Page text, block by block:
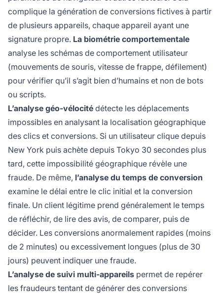
complique la génération de conversions fictives à partir
de plusieurs appareils, chaque appareil ayant une
signature propre. La biométrie comportementale
analyse les schémas de comportement utilisateur
(mouvements de souris, vitesse de frappe, défilement)
pour vérifier qu’il s’agit bien d’humains et non de bots
ou scripts.
L’analyse géo-vélocité détecte les déplacements
impossibles en analysant la localisation géographique
des clics et conversions. Si un utilisateur clique depuis
New York puis achète depuis Tokyo 30 secondes plus
tard, cette impossibilité géographique révèle une
fraude. De même, l’analyse du temps de conversion
examine le délai entre le clic initial et la conversion
finale. Un client légitime prend généralement le temps
de réfléchir, de lire des avis, de comparer, puis de
décider. Les conversions anormalement rapides (moins
de 2 minutes) ou excessivement longues (plus de 30
jours) peuvent indiquer une fraude.
L’analyse de suivi multi-appareils permet de repérer
les fraudeurs tentant de générer des conversions